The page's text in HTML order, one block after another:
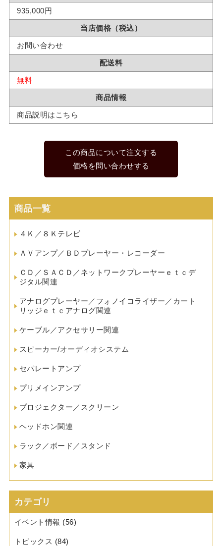
935,000円
当店価格（税込）
お問い合わせ
配送料
無料
商品情報
商品説明はこちら
この商品について注文する
価格を問い合わせする
商品一覧
４Ｋ／８Ｋテレビ
ＡＶアンプ／ＢＤプレーヤー・レコーダー
ＣＤ／ＳＡＣＤ／ネットワークプレーヤーｅｔｃデ
ジタル関連
アナログプレーヤー／フォノイコライザー／カート
リッジｅｔｃアナログ関連
ケーブル／アクセサリー関連
スピーカー/オーディオシステム
セパレートアンプ
プリメインアンプ
プロジェクター／スクリーン
ヘッドホン関連
ラック／ボード／スタンド
家具
カテゴリ
イベント情報 (56)
トピックス (84)